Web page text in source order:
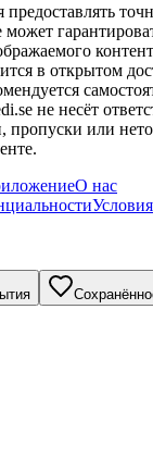
предоставлять
в открытом
не несёт
или
О нас